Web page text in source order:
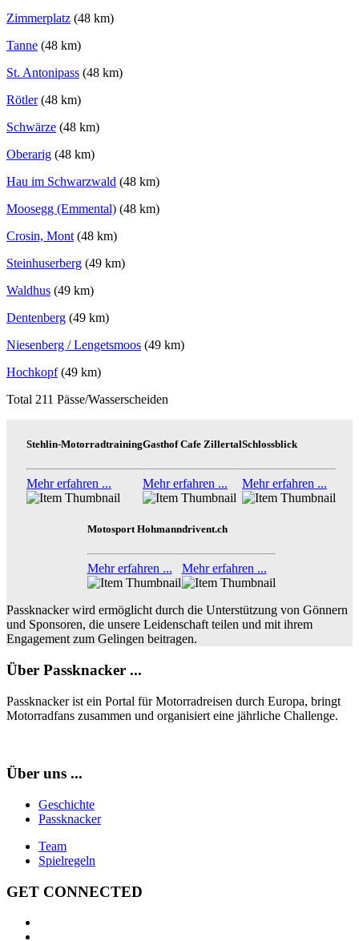
Zimmerplatz (48 km)
Tanne (48 km)
St. Antonipass (48 km)
Rötler(48 km)
Schwärze (48 km)
Oberarig (48 km)
Hau im Schwarzwald (48 km)
Moosegg (Emmental) (48 km)
Crosin, Mont(48 km)
Steinhuserberg (49 km)
Waldhus (49 km)
Dentenberg (49 km)
Niesenberg / Lengetsmoos (49 km)
Hochkopf(49 km)
Total 211 Pässe/Wasserscheiden
Stehlin-Motorradtraining
Mehr erfahren ...
Gasthof Cafe Zillertal
Mehr erfahren ...
Schlossblick
Mehr erfahren ...
Motosport Hohmann
Mehr erfahren ...
drivent.ch
Mehr erfahren ...
Passknacker wird ermöglicht durch die Unterstützung von Gönnern
und Sponsoren, die unsere Leidenschaft teilen und mit ihrem
Engagement zum Gelingen beitragen.
Über Passknacker ...
Passknacker ist ein Portal für Motorradreisen durch Europa, bringt
Motorradfans zusammen und organisiert eine jährliche Challenge.
Über uns ...
Geschichte
Passknacker
Team
Spielregeln
GET CONNECTED